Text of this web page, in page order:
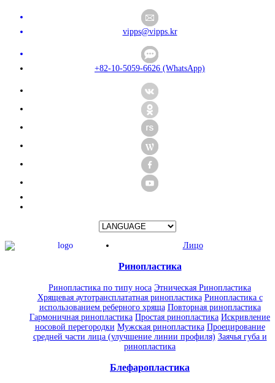
vipps@vipps.kr
+82-10-5059-6626 (WhatsApp)
Лицо
Ринопластика
Ринопластика по типу носа Этническая Ринопластика
Хрящевая аутотрансплататная ринопластика Ринопластика с
использованием реберного хряща Повторная ринопластика
Гармоничная ринопластика Простая ринопластика Искривление
носовой перегородки Мужская ринопластика Проецирование
средней части лица (улучшение линии профиля) Заячья губа и
ринопластика
Блефаропластика